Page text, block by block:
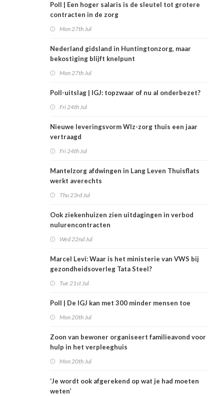
Poll | Een hoger salaris is de sleutel tot grotere
contracten in de zorg
Mon 27th Jul
Nederland gidsland in Huntingtonzorg, maar
bekostiging blijft knelpunt
Mon 27th Jul
Poll-uitslag | IGJ: topzwaar of nu al onderbezet?
Fri 24th Jul
Nieuwe leveringsvorm Wlz-zorg thuis een jaar
vertraagd
Fri 24th Jul
Mantelzorg afdwingen in Lang Leven Thuisflats
werkt averechts
Thu 23rd Jul
Ook ziekenhuizen zien uitdagingen in verbod
nulurencontracten
Wed 22nd Jul
Marcel Levi: Waar is het ministerie van VWS bij
gezondheidsoverleg Tata Steel?
Tue 21st Jul
Poll | De IGJ kan met 300 minder mensen toe
Mon 20th Jul
Zoon van bewoner organiseert familieavond voor
hulp in het verpleeghuis
Mon 20th Jul
‘Je wordt ook afgerekend op wat je had moeten
weten’